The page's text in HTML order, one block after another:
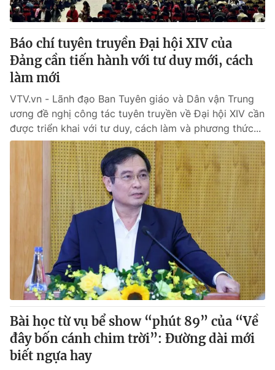
Báo chí tuyên truyền Đại hội XIV của
Đảng cần tiến hành với tư duy mới, cách
làm mới
VTV.vn - Lãnh đạo Ban Tuyên giáo và Dân vận Trung
ương đề nghị công tác tuyên truyền về Đại hội XIV cần
được triển khai với tư duy, cách làm và phương thức...
Bài học từ vụ bể show “phút 89” của “Về
đây bốn cánh chim trời”: Đường dài mới
biết ngựa hay